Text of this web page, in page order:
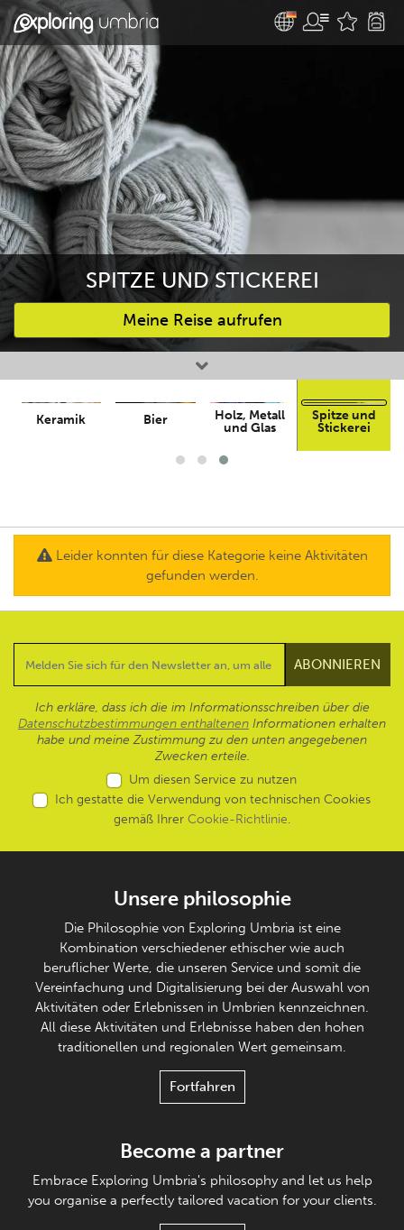
SPITZE UND STICKEREI
Meine Reise aufrufen
Bevorzugte Aktivitäten
Keramik Bier
Holz, Metall
und Glas
Spitze und
Stickerei
Leider konnten für diese Kategorie keine Aktivitäten
gefunden werden.
Ich erkläre, dass ich die im Informationsschreiben über die
Datenschutzbestimmungen enthaltenen Informationen erhalten
habe und meine Zustimmung zu den unten angegebenen
Zwecken erteile.
Um diesen Service zu nutzen
Ich gestatte die Verwendung von technischen Cookies
gemäß Ihrer Cookie-Richtlinie.
Unsere philosophie
Die Philosophie von Exploring Umbria ist eine
Kombination verschiedener ethischer wie auch
beruflicher Werte, die unseren Service und somit die
Vereinfachung und Digitalisierung bei der Auswahl von
Aktivitäten oder Erlebnissen in Umbrien kennzeichnen.
All diese Aktivitäten und Erlebnisse haben den hohen
traditionellen und regionalen Wert gemeinsam.
Fortfahren
Become a partner
Embrace Exploring Umbria's philosophy and let us help
you organise a perfectly tailored vacation for your clients.